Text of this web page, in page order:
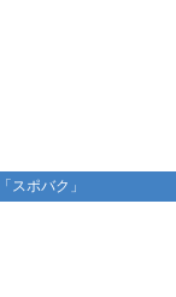
スポバク」